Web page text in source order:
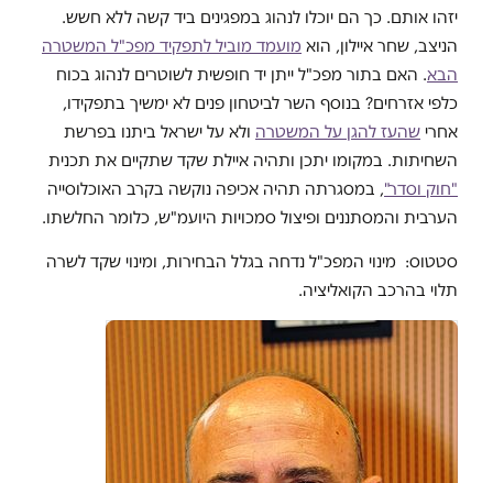
יזהו אותם. כך הם יוכלו לנהוג במפגינים ביד קשה ללא חשש.
הניצב, שחר איילון, הוא מועמד מוביל לתפקיד מפכ"ל המשטרה
הבא. האם בתור מפכ"ל ייתן יד חופשית לשוטרים לנהוג בכוח
כלפי אזרחים? בנוסף השר לביטחון פנים לא ימשיך בתפקידו,
אחרי שהעז להגן על המשטרה ולא על ישראל ביתנו בפרשת
השחיתות. במקומו יתכן ותהיה איילת שקד שתקיים את תכנית
"חוק וסדר", במסגרתה תהיה אכיפה נוקשה בקרב האוכלוסייה
הערבית והמסתננים ופיצול סמכויות היועמ"ש, כלומר החלשתו.
סטטוס: מינוי המפכ"ל נדחה בגלל הבחירות, ומינוי שקד לשרה
תלוי בהרכב הקואליציה.